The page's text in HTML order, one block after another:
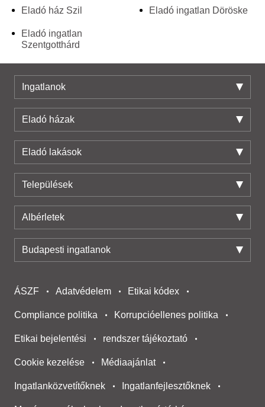
Eladó ház Szil
Eladó ingatlan
Szentgotthárd
Eladó ingatlan Döröske
Ingatlanok
Eladó házak
Eladó lakások
Települések
Albérletek
Budapesti ingatlanok
ÁSZF Adatvédelem Etikai kódex
Compliance politika Korrupcióellenes politika
Etikai bejelentési rendszer tájékoztató
Cookie kezelése Médiaajánlat
Ingatlanközvetítőknek Ingatlanfejlesztőknek